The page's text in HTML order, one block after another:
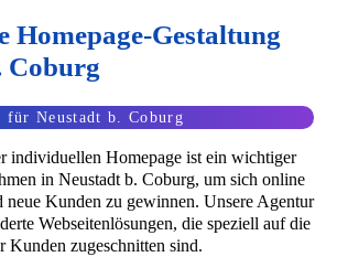
Homepage-Gestaltung
Coburg
für Neustadt b. Coburg
individuellen Homepage ist ein wichtiger
in Neustadt b. Coburg, um sich online
neue Kunden zu gewinnen. Unsere Agentur
Webseitenlösungen, die speziell auf die
Kunden zugeschnitten sind.